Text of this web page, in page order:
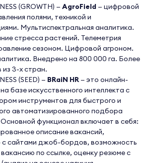
(GROWTH) — AgroField — цифровой
полями, техникой и
Мультиспектральная аналитика.
стресса растений. Телеметрия
сезоном. Цифровой агроном.
Внедрено на 800 000 га. Более
из 3-х стран.
(SEED) — BRaiN HR — это онлайн-
базе искусственного интеллекта с
инструментов для быстрого и
автоматизированного подбора
функционал включает в себя:
описание вакансий,
с сайтами джоб-бордов, возможность
по ссылке, оценку резюме с